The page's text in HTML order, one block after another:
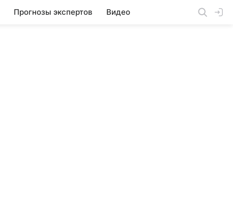
Прогнозы экспертов Видео